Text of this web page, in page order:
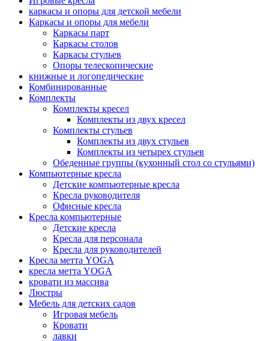
каркасы и опоры для детской мебели
Каркасы и опоры для мебели
Каркасы парт
Каркасы столов
Каркасы стульев
Опоры телескопические
книжные и логопедические
Комбинированные
Комплекты
Комплекты кресел
Комплекты из двух кресел
Комплекты стульев
Комплекты из двух стульев
Комплекты из четырех стульев
Обеденные группы (кухонный стол со стульями)
Компьютерные кресла
Детские компьютерные кресла
Кресла руководителя
Офисные кресла
Кресла компьютерные
Детские кресла
Кресла для персонала
Кресла для руководителей
Кресла метта YOGA
кресла метта YOGA
кровати из массива
Люстры
Мебель для детских садов
Игровая мебель
Кровати
лавки